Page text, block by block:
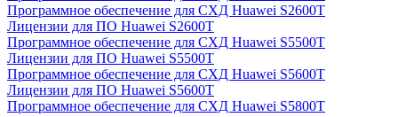
Программное обеспечение для СХД Huawei S2600T
Лицензии для ПО Huawei S2600T
Программное обеспечение для СХД Huawei S5500T
Лицензии для ПО Huawei S5500T
Программное обеспечение для СХД Huawei S5600T
Лицензии для ПО Huawei S5600T
Программное обеспечение для СХД Huawei S5800T